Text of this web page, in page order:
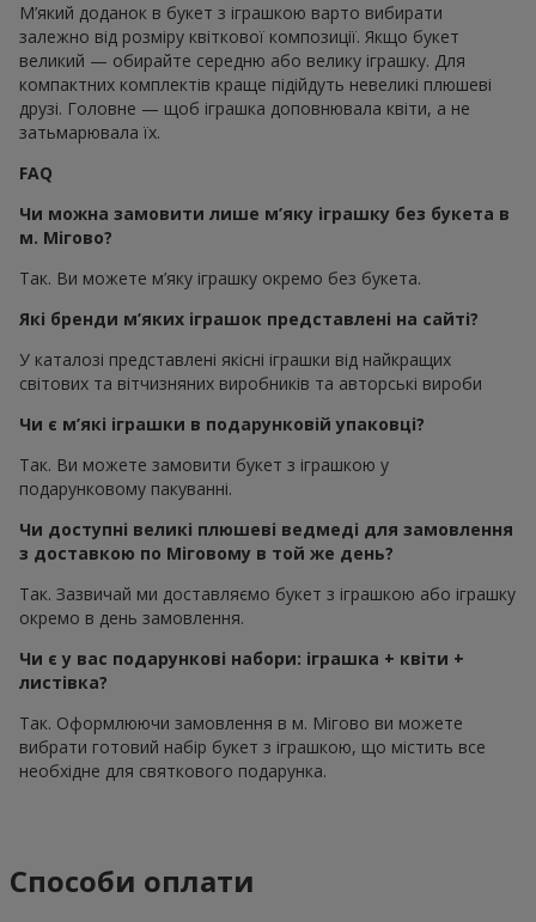
М’який доданок в букет з іграшкою варто вибирати
залежно від розміру квіткової композиції. Якщо букет
великий — обирайте середню або велику іграшку. Для
компактних комплектів краще підійдуть невеликі плюшеві
друзі. Головне — щоб іграшка доповнювала квіти, а не
затьмарювала їх.
FAQ
Чи можна замовити лише м’яку іграшку без букета в
м. Мігово?
Так. Ви можете м’яку іграшку окремо без букета.
Які бренди м’яких іграшок представлені на сайті?
У каталозі представлені якісні іграшки від найкращих
світових та вітчизняних виробників та авторські вироби
Чи є м’які іграшки в подарунковій упаковці?
Так. Ви можете замовити букет з іграшкою у
подарунковому пакуванні.
Чи доступні великі плюшеві ведмеді для замовлення
з доставкою по Міговому в той же день?
Так. Зазвичай ми доставляємо букет з іграшкою або іграшку
окремо в день замовлення.
Чи є у вас подарункові набори: іграшка + квіти +
листівка?
Так. Оформлюючи замовлення в м. Мігово ви можете
вибрати готовий набір букет з іграшкою, що містить все
необхідне для святкового подарунка.
Способи оплати